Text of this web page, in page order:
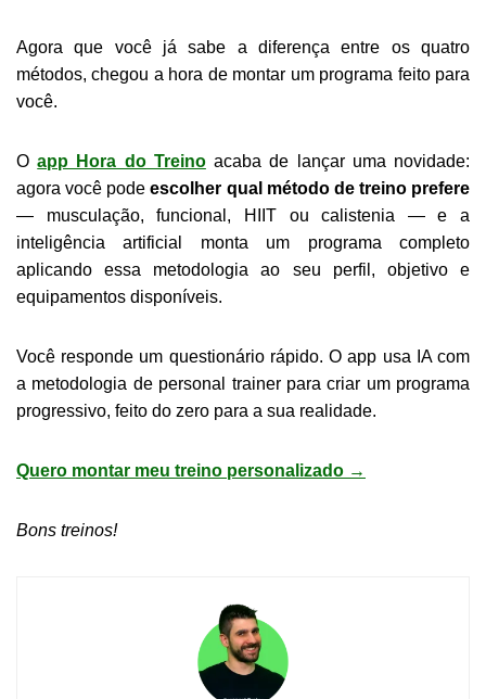
Agora que você já sabe a diferença entre os quatro
métodos, chegou a hora de montar um programa feito para
você.
Oapp Hora do Treinoacaba de lançar uma novidade:
agora você podeescolher qual método de treino prefere
— musculação, funcional, HIIT ou calistenia — e a
inteligência artificial monta um programa completo
aplicando essa metodologia ao seu perfil, objetivo e
equipamentos disponíveis.
Você responde um questionário rápido. O app usa IA com
a metodologia de personal trainer para criar um programa
progressivo, feito do zero para a sua realidade.
Quero montar meu treino personalizado →
Bons treinos!